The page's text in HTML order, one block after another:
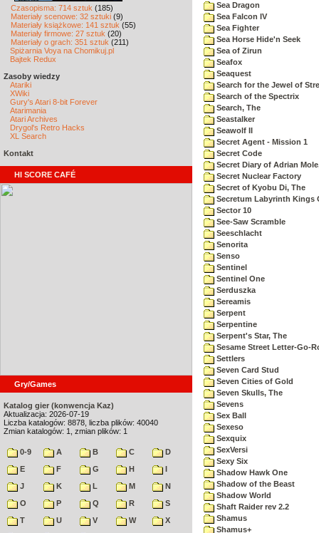
Czasopisma: 714 sztuk (185)
Materiały scenowe: 32 sztuki (9)
Materiały książkowe: 141 sztuk (55)
Materiały firmowe: 27 sztuk (20)
Materiały o grach: 351 sztuk (211)
Spiżarnia Voya na Chomikuj.pl
Bajtek Redux
Zasoby wiedzy
Atariki
XWiki
Gury's Atari 8-bit Forever
Atarimania
Atari Archives
Drygol's Retro Hacks
XL Search
Kontakt
HI SCORE CAFÉ
Gry/Games
Katalog gier (konwencja Kaz)
Aktualizacja: 2026-07-19
Liczba katalogów: 8878, liczba plików: 40040
Zmian katalogów: 1, zmian plików: 1
0-9 A B C
D
E
F G H
I
J
K L M
N
O
P Q R
S
T
U V W
X
Sea Dragon
Sea Falcon IV
Sea Fighter
Sea Horse Hide'n Seek
Sea of Zirun
Seafox
Seaquest
Search for the Jewel of
Search of the Spectrix
Search, The
Seastalker
Seawolf II
Secret Agent - Mission 1
Secret Code
Secret Diary of Adrian
Secret Nuclear Factory
Secret of Kyobu Di, The
Secretum Labyrinth Kings
Sector 10
See-Saw Scramble
Seeschlacht
Senorita
Senso
Sentinel
Sentinel One
Serduszka
Sereamis
Serpent
Serpentine
Serpent's Star, The
Sesame Street Letter-Go-
Settlers
Seven Card Stud
Seven Cities of Gold
Seven Skulls, The
Sevens
Sex Ball
Sexeso
Sexquix
SexVersi
Sexy Six
Shadow Hawk One
Shadow of the Beast
Shadow World
Shaft Raider rev 2.2
Shamus
Shamus+